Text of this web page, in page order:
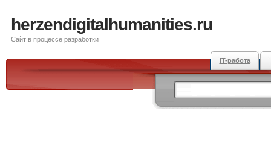
herzendigitalhumanities.ru
Сайт в процессе разработки
IT-работа